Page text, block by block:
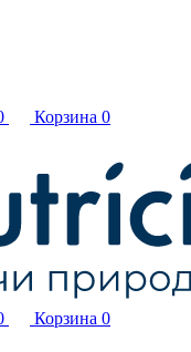
Корзина 0
Корзина 0